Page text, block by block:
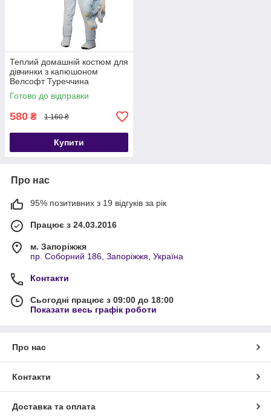
Теплий домашній костюм для
дівчинки з капюшоном
Велсофт Туреччина
Готово до відправки
580 ₴ 1 160 ₴
Купити
Про нас
95% позитивних з 19 відгуків за рік
Працює з 24.03.2016
м. Запоріжжя
пр. Соборний 186, Запоріжжя, Україна
Контакти
Сьогодні працює з 09:00 до 18:00
Показати весь графік роботи
Про нас
Контакти
Доставка та оплата